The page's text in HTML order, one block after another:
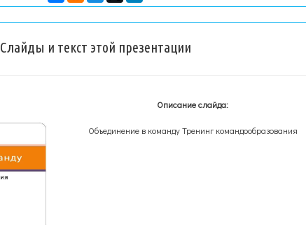
Слайды и текст этой презентации
Описание слайда:
Объединение в команду Тренинг командообразования